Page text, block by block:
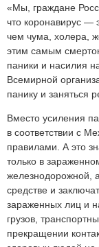
«Мы, граждане
что коронавирус —
чем чума, холера,
этим самым
паники и насилия
Всемирной
панику и заняться
Вместо усиления
в соответствии с
правилами. А это
только в
железнодорожной,
средстве и
зараженных лиц и
грузов,
прекращении